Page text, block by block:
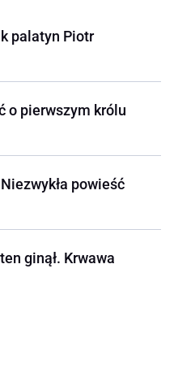
palatyn Piotr
o pierwszym królu
powieść
ginął. Krwawa